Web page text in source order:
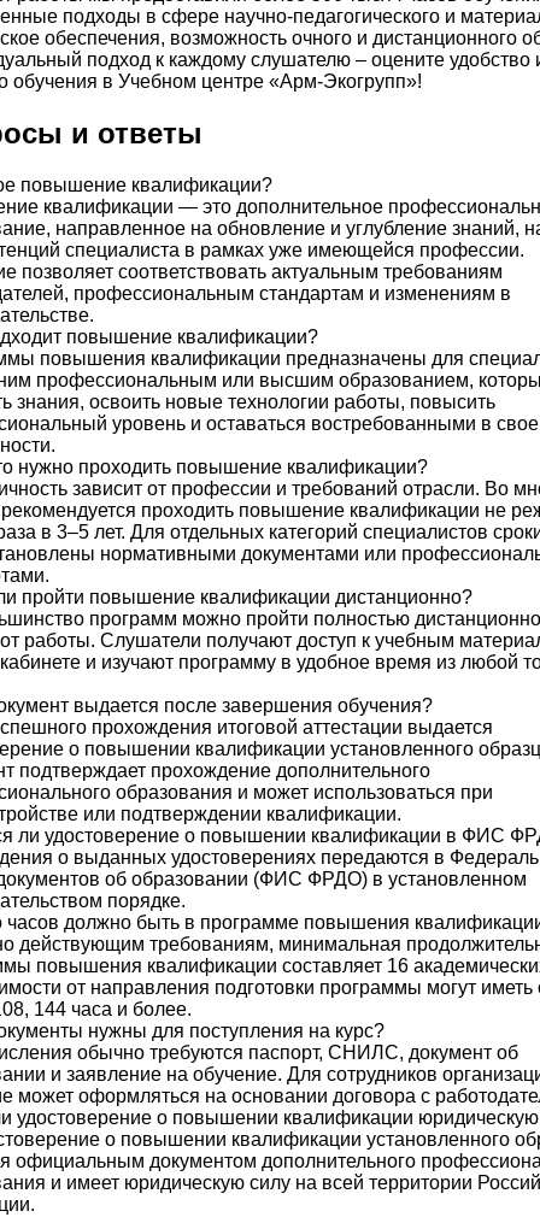
подходы в сфере научно-педагогического и
обеспечения, возможность очного и дистанционного
подход к каждому слушателю – оцените удобство
обучения в Учебном центре «Арм-Экогрупп»!
и ответы
повышение квалификации?
квалификации — это дополнительное
направленное на обновление и углубление знаний,
специалиста в рамках уже имеющейся профессии.
позволяет соответствовать актуальным требованиям
профессиональным стандартам и изменениям в
повышение квалификации?
повышения квалификации предназначены для
профессиональным или высшим образованием,
знания, освоить новые технологии работы, повысить
уровень и оставаться востребованными в
нужно проходить повышение квалификации?
зависит от профессии и требований отрасли. Во
проходить повышение квалификации не
в 3–5 лет. Для отдельных категорий специалистов
нормативными документами или
пройти повышение квалификации дистанционно?
программ можно пройти полностью
работы. Слушатели получают доступ к учебным
и изучают программу в удобное время из любой
выдается после завершения обучения?
прохождения итоговой аттестации выдается
о повышении квалификации установленного
подтверждает прохождение дополнительного
образования и может использоваться при
или подтверждении квалификации.
ли удостоверение о повышении квалификации в ФИС
о выданных удостоверениях передаются в
об образовании (ФИС ФРДО) в установленном
порядке.
часов должно быть в программе повышения
действующим требованиям, минимальная
повышения квалификации составляет 16
от направления подготовки программы могут иметь
144 часа и более.
нужны для поступления на курс?
обычно требуются паспорт, СНИЛС, документ об
и заявление на обучение. Для сотрудников
может оформляться на основании договора с
удостоверение о повышении квалификации юридическую
о повышении квалификации установленного
официальным документом дополнительного
и имеет юридическую силу на всей территории